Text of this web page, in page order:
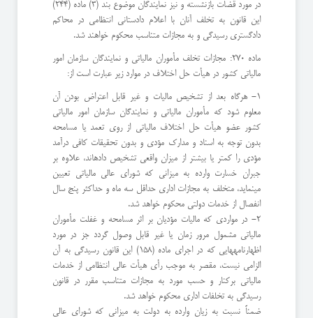
در مورد قضات بازنشسته و نیز نمایندگان موضوع بند (3) ماده (244)
این قانون به تخلف آنان با اعلام دادستانی انتظامی در محاکم
دادگستری رسیدگی و به مجازات متناسب محکوم خواهند شد.
ماده 270: مجازات تخلف مأموران مالیاتی و نمایندگان سازمان امور
مالیاتی کشور در هیأت حل اختلاف در موارد زیر عبارت است از:
۱- هرگاه بعد از تشخیص مالیات و غیر قابل اعتراض بودن آن
معلوم شود که مأموران مالیاتی و نمایندگان سازمان امور مالیاتی
کشور عضو هیأت حل اختلاف مالیاتی از روی تعمد یا مسامحه
بدون توجه به اسناد و مدارک مؤدی و بدون تحقیقات کافی درآمد
مؤدی را کمتر یا بیشتر از میزان واقعی تشخیص دادهاند، علاوه بر
جبران خسارت وارده به میزانی که شورای عالی مالیاتی تعیین
مینماید، متخلف به مجازات اداری حداقل سه ماه و حداکثر پنج سال
انفصال از خدمات دولتی محکوم خواهد شد.
۲- در مواردی که مالیات مؤدیان بر اثر مسامحه و غفلت مأموران
مالیاتی مشمول مرور زمان یا غیر قابل وصول گردد جز در مورد
اظهارنامههایی که در اجرای ماده (158) این قانون رسیدگی به آن
الزامی نیست، مقصر به موجب رأی هیأت عالی انتظامی از خدمات
مالیاتی برکنار و حسب مورد به مجازات متناسب مقرر در قانون
رسیدگی به تخلفات اداری محکوم خواهد شد.
ضمناً نسبت به زیان وارده به دولت به میزانی که شورای عالی